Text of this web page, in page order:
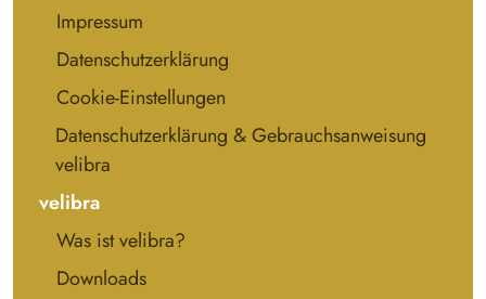
Impressum
Datenschutzerklärung
Cookie-Einstellungen
Datenschutzerklärung & Gebrauchsanweisung
velibra
velibra
Was ist velibra?
Downloads